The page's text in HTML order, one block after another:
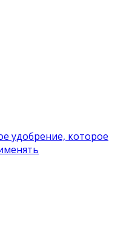
удобрение, которое